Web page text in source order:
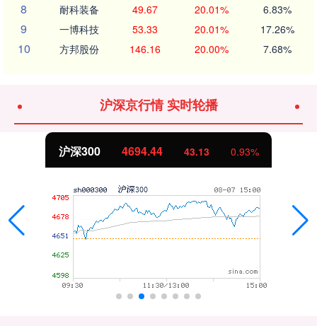
8 耐科装备 49.67 20.01% 6.83%
9 一博科技 53.33 20.01% 17.26%
10 方邦股份 146.16 20.00% 7.68%
沪深京行情 实时轮播
沪深300 4694.44 43.13 0.93%